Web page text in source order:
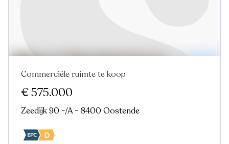
Verkocht Nieuw
Commerciële ruimte te koop
€ 575.000
Zeedijk 90 -/A - 8400 Oostende